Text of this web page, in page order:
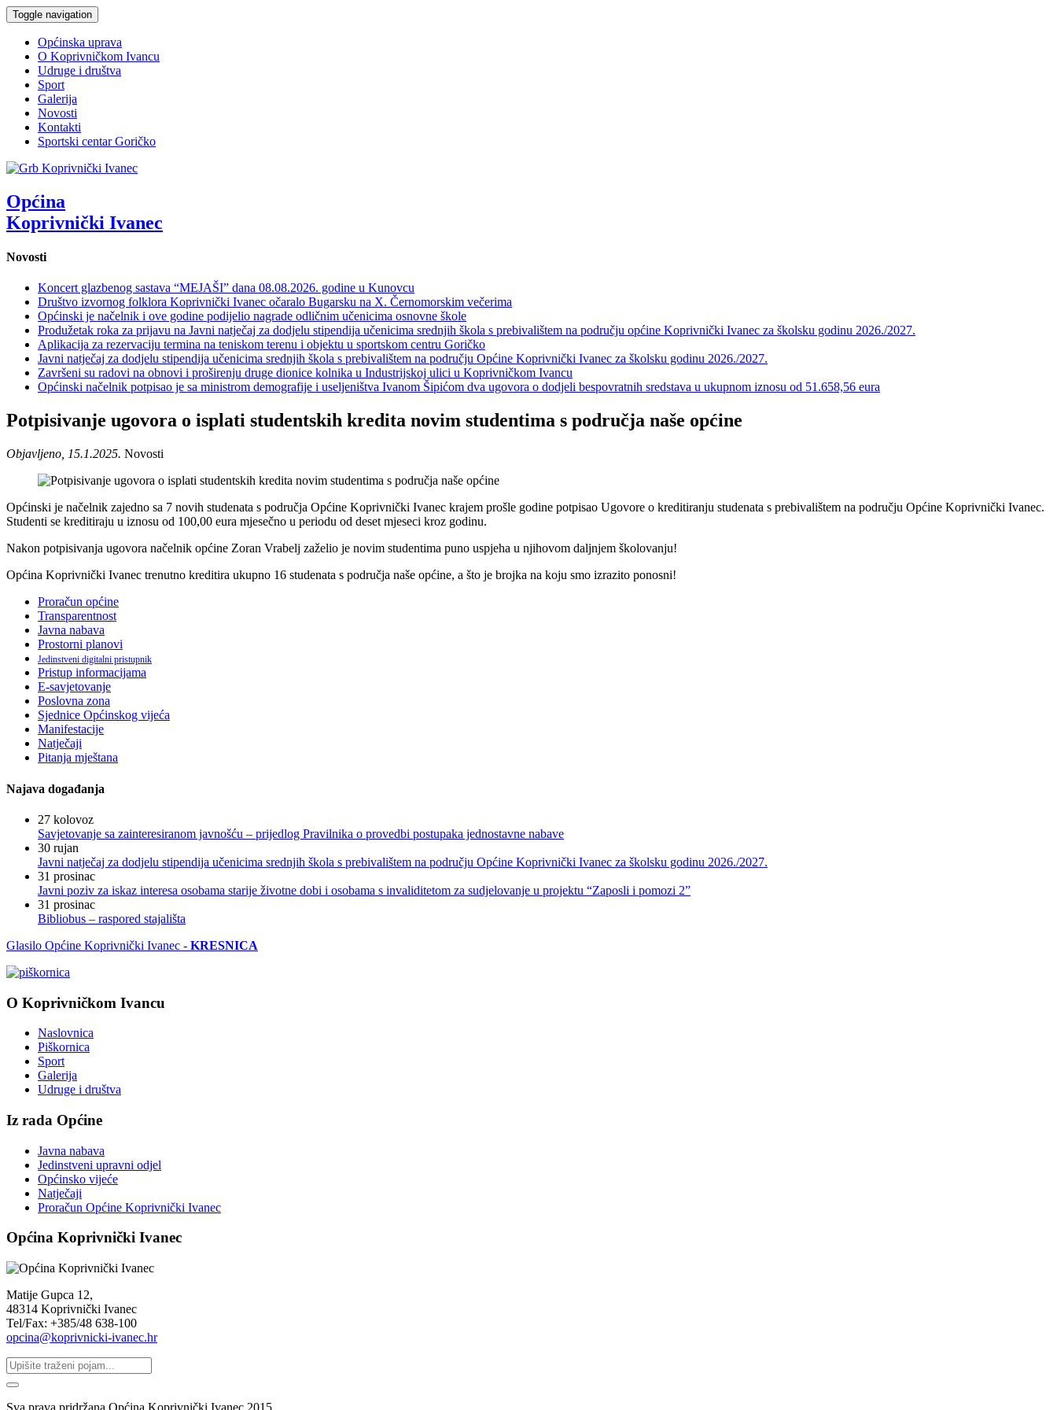
Toggle navigation
Općinska uprava
O Koprivničkom Ivancu
Udruge i društva
Sport
Galerija
Novosti
Kontakti
Sportski centar Goričko
Općina
Koprivnički Ivanec
Novosti
Koncert glazbenog sastava “MEJAŠI” dana 08.08.2026. godine u Kunovcu
Društvo izvornog folklora Koprivnički Ivanec očaralo Bugarsku na X. Černomorskim večerima
Općinski je načelnik i ove godine podijelio nagrade odličnim učenicima osnovne škole
Produžetak roka za prijavu na Javni natječaj za dodjelu stipendija učenicima srednjih škola s prebivalištem na području općine Koprivnički Ivanec za školsku godinu 2026./2027.
Aplikacija za rezervaciju termina na teniskom terenu i objektu u sportskom centru Goričko
Javni natječaj za dodjelu stipendija učenicima srednjih škola s prebivalištem na području Općine Koprivnički Ivanec za školsku godinu 2026./2027.
Završeni su radovi na obnovi i proširenju druge dionice kolnika u Industrijskoj ulici u Koprivničkom Ivancu
Općinski načelnik potpisao je sa ministrom demografije i useljeništva Ivanom Šipićom dva ugovora o dodjeli bespovratnih sredstava u ukupnom iznosu od 51.658,56 eura
Potpisivanje ugovora o isplati studentskih kredita novim studentima s područja naše općine
Objavljeno, 15.1.2025. Novosti
Općinski je načelnik zajedno sa 7 novih studenata s područja Općine Koprivnički Ivanec krajem prošle godine potpisao Ugovore o kreditiranju studenata s prebivalištem na području Općine Koprivnički Ivanec.
Studenti se kreditiraju u iznosu od 100,00 eura mjesečno u periodu od deset mjeseci kroz godinu.
Nakon potpisivanja ugovora načelnik općine Zoran Vrabelj zaželio je novim studentima puno uspjeha u njihovom daljnjem školovanju!
Općina Koprivnički Ivanec trenutno kreditira ukupno 16 studenata s područja naše općine, a što je brojka na koju smo izrazito ponosni!
Proračun općine
Transparentnost
Javna nabava
Prostorni planovi
Jedinstveni digitalni pristupnik
Pristup informacijama
E-savjetovanje
Poslovna zona
Sjednice Općinskog vijeća
Manifestacije
Natječaji
Pitanja mještana
Najava događanja
27 kolovoz
Savjetovanje sa zainteresiranom javnošću – prijedlog Pravilnika o provedbi postupaka jednostavne nabave
30 rujan
Javni natječaj za dodjelu stipendija učenicima srednjih škola s prebivalištem na području Općine Koprivnički Ivanec za školsku godinu 2026./2027.
31 prosinac
Javni poziv za iskaz interesa osobama starije životne dobi i osobama s invaliditetom za sudjelovanje u projektu “Zaposli i pomozi 2”
31 prosinac
Bibliobus – raspored stajališta
Glasilo Općine Koprivnički Ivanec - KRESNICA
O Koprivničkom Ivancu
Naslovnica
Piškornica
Sport
Galerija
Udruge i društva
Iz rada Općine
Javna nabava
Jedinstveni upravni odjel
Općinsko vijeće
Natječaji
Proračun Općine Koprivnički Ivanec
Općina Koprivnički Ivanec
Matije Gupca 12,
48314 Koprivnički Ivanec
Tel/Fax: +385/48 638-100
opcina@koprivnicki-ivanec.hr
Sva prava pridržana Općina Koprivnički Ivanec 2015.